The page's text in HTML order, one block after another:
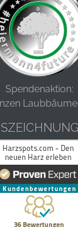
Spendenaktion: